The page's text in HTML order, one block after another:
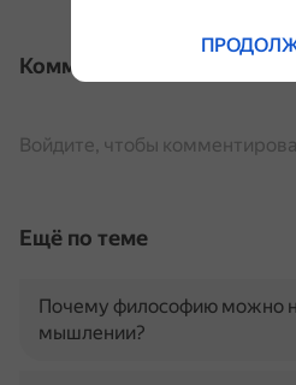
Комментарии
Войдите, чтобы
Ещё по теме
Почему философию можно
мышлении?